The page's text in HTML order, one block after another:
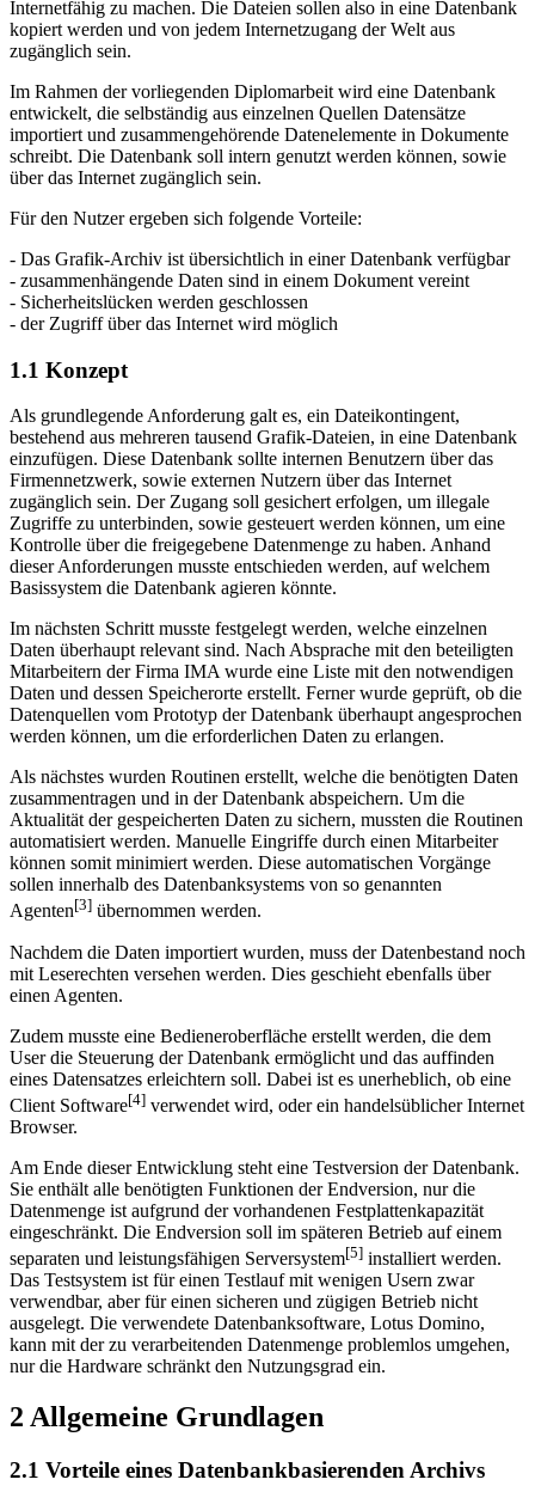
Internetfähig zu machen. Die Dateien sollen also in eine Datenbank
kopiert werden und von jedem Internetzugang der Welt aus
zugänglich sein.
Im Rahmen der vorliegenden Diplomarbeit wird eine Datenbank
entwickelt, die selbständig aus einzelnen Quellen Datensätze
importiert und zusammengehörende Datenelemente in Dokumente
schreibt. Die Datenbank soll intern genutzt werden können, sowie
über das Internet zugänglich sein.
Für den Nutzer ergeben sich folgende Vorteile:
- Das Grafik-Archiv ist übersichtlich in einer Datenbank verfügbar
- zusammenhängende Daten sind in einem Dokument vereint
- Sicherheitslücken werden geschlossen
- der Zugriff über das Internet wird möglich
1.1 Konzept
Als grundlegende Anforderung galt es, ein Dateikontingent,
bestehend aus mehreren tausend Grafik-Dateien, in eine Datenbank
einzufügen. Diese Datenbank sollte internen Benutzern über das
Firmennetzwerk, sowie externen Nutzern über das Internet
zugänglich sein. Der Zugang soll gesichert erfolgen, um illegale
Zugriffe zu unterbinden, sowie gesteuert werden können, um eine
Kontrolle über die freigegebene Datenmenge zu haben. Anhand
dieser Anforderungen musste entschieden werden, auf welchem
Basissystem die Datenbank agieren könnte.
Im nächsten Schritt musste festgelegt werden, welche einzelnen
Daten überhaupt relevant sind. Nach Absprache mit den beteiligten
Mitarbeitern der Firma IMA wurde eine Liste mit den notwendigen
Daten und dessen Speicherorte erstellt. Ferner wurde geprüft, ob die
Datenquellen vom Prototyp der Datenbank überhaupt angesprochen
werden können, um die erforderlichen Daten zu erlangen.
Als nächstes wurden Routinen erstellt, welche die benötigten Daten
zusammentragen und in der Datenbank abspeichern. Um die
Aktualität der gespeicherten Daten zu sichern, mussten die Routinen
automatisiert werden. Manuelle Eingriffe durch einen Mitarbeiter
können somit minimiert werden. Diese automatischen Vorgänge
sollen innerhalb des Datenbanksystems von so genannten
Agenten[3] übernommen werden.
Nachdem die Daten importiert wurden, muss der Datenbestand noch
mit Leserechten versehen werden. Dies geschieht ebenfalls über
einen Agenten.
Zudem musste eine Bedieneroberfläche erstellt werden, die dem
User die Steuerung der Datenbank ermöglicht und das auffinden
eines Datensatzes erleichtern soll. Dabei ist es unerheblich, ob eine
Client Software[4] verwendet wird, oder ein handelsüblicher Internet
Browser.
Am Ende dieser Entwicklung steht eine Testversion der Datenbank.
Sie enthält alle benötigten Funktionen der Endversion, nur die
Datenmenge ist aufgrund der vorhandenen Festplattenkapazität
eingeschränkt. Die Endversion soll im späteren Betrieb auf einem
separaten und leistungsfähigen Serversystem[5] installiert werden.
Das Testsystem ist für einen Testlauf mit wenigen Usern zwar
verwendbar, aber für einen sicheren und zügigen Betrieb nicht
ausgelegt. Die verwendete Datenbanksoftware, Lotus Domino,
kann mit der zu verarbeitenden Datenmenge problemlos umgehen,
nur die Hardware schränkt den Nutzungsgrad ein.
2 Allgemeine Grundlagen
2.1 Vorteile eines Datenbankbasierenden Archivs